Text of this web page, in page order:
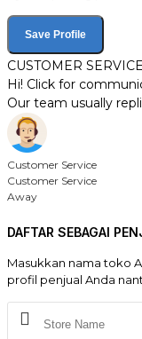
Save Profile
CUSTOMER SERVICE
Hi! Click for
Our team usually
Customer Service
Customer Service
Away
DAFTAR SEBAGAI
Masukkan nama toko
profil penjual Anda